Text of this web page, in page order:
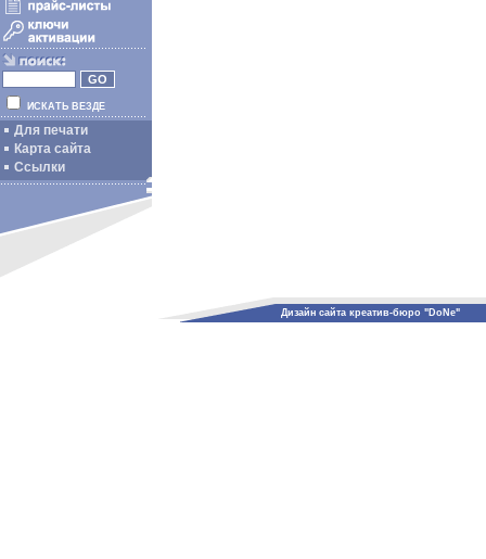
ИСКАТЬ ВЕЗДЕ
Для печати
Карта сайта
Ссылки
Дизайн сайта креатив-бюро "DoNe"